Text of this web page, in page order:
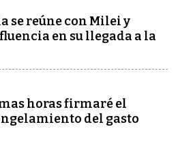
se reúne con Milei y
en su llegada a la
horas firmaré el
del gasto